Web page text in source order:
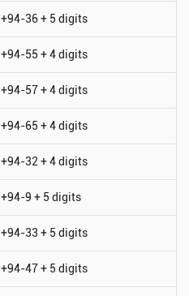
+94-36 + 5 digits
+94-55 + 4 digits
+94-57 + 4 digits
+94-65 + 4 digits
+94-32 + 4 digits
+94-9 + 5 digits
+94-33 + 5 digits
+94-47 + 5 digits